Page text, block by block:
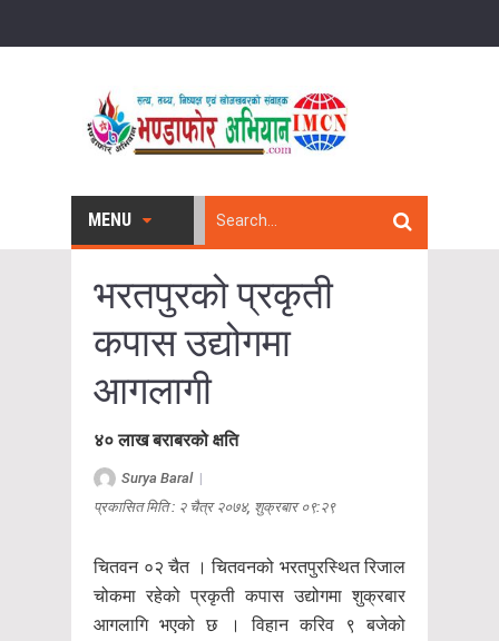
MENU
भरतपुरको प्रकृती
कपास उद्योगमा
आगलागी
४० लाख बराबरको क्षति
Surya Baral|
प्रकासित मिति : २ चैत्र २०७४, शुक्रबार ०९:२९
चितवन ०२ चैत । चितवनको भरतपुरस्थित रिजाल
चोकमा रहेको प्रकृती कपास उद्योगमा शुक्रबार
आगलागि भएको छ । विहान करिव ९ बजेको